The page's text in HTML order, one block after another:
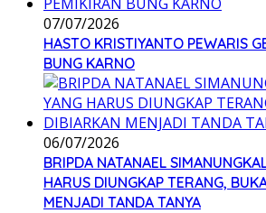
07/07/2026
HASTO KRISTIYANTO PEWARIS
BUNG KARNO
06/07/2026
BRIPDA NATANAEL
HARUS DIUNGKAP TERANG,
MENJADI TANDA TANYA